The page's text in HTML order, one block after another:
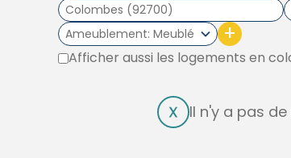
Ameublement Meublé +
Afficher aussi les logements en
Il n'y a pas